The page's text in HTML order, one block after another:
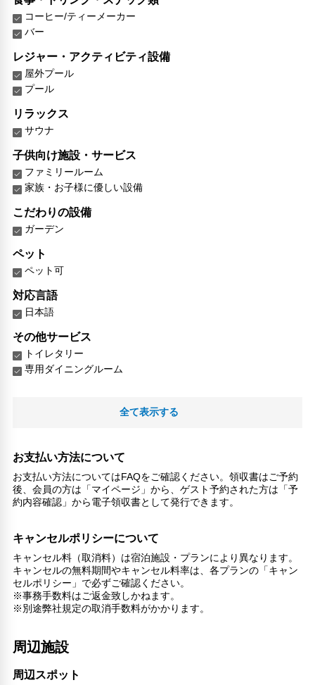
コーヒー/ティーメーカー
バー
レジャー・アクティビティ設備
屋外プール
プール
リラックス
サウナ
子供向け施設・サービス
ファミリールーム
家族・お子様に優しい設備
こだわりの設備
ガーデン
ペット
ペット可
対応言語
日本語
その他サービス
トイレタリー
専用ダイニングルーム
全て表示する
お支払い方法について
お支払い方法についてはFAQをご確認ください。領収書はご予約
後、会員の方は「マイページ」から、ゲスト予約された方は「予
約内容確認」から電子領収書として発行できます。
キャンセルポリシーについて
キャンセル料（取消料）は宿泊施設・プランにより異なります。
キャンセルの無料期間やキャンセル料率は、各プランの「キャン
セルポリシー」で必ずご確認ください。
※事務手数料はご返金致しかねます。
※別途弊社規定の取消手数料がかかります。
周辺施設
周辺スポット